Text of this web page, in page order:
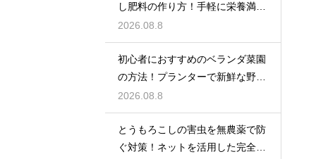
し肥料の作り方！手軽に栄養満点
の肥料を
2026.08.8
初心者におすすめのベランダ菜園
の方法！プランターで新鮮な野菜
を大収穫
2026.08.8
とうもろこしの害虫を無農薬で防
ぐ対策！ネットを活用した完全防